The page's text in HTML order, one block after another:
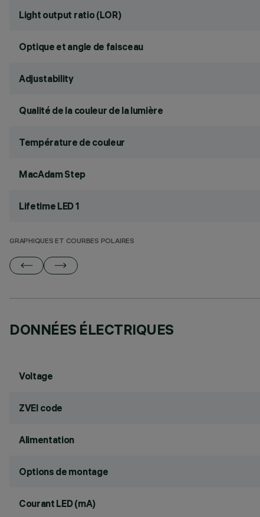
Light output ratio (LOR)
Optique et angle de faisceau
Adjustability
Qualité de la couleur de la lumière
Température de couleur
MacAdam Step
Lifetime LED 1
GRAPHIQUES ET COURBES POLAIRES
DONNÉES ÉLECTRIQUES
Voltage
ZVEI code
Alimentation
Options de montage
Courant LED (mA)